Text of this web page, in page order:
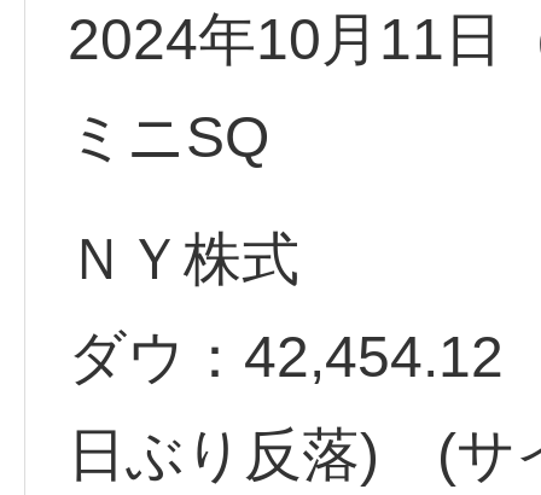
2024年10月11
ミニSQ
ＮＹ株式
ダウ：
日ぶり反落) (サ